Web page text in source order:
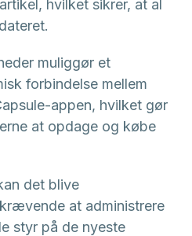
hvilket sikrer, at al
muliggør et
forbindelse mellem
appen, hvilket gør
at opdage og købe
det blive
at administrere
styr på de nyeste